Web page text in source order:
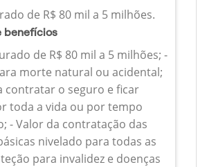
de R$ 80 mil a 5 milhões.
benefícios
de R$ 80 mil a 5 milhões; -
morte natural ou acidental;
contratar o seguro e ficar
toda a vida ou por tempo
- Valor da contratação das
nivelado para todas as
para invalidez e doenças